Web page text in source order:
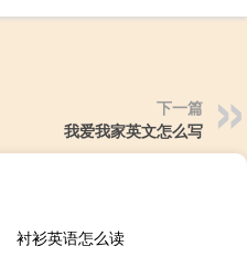
下一篇
我爱我家英文怎么写
衬衫英语怎么读